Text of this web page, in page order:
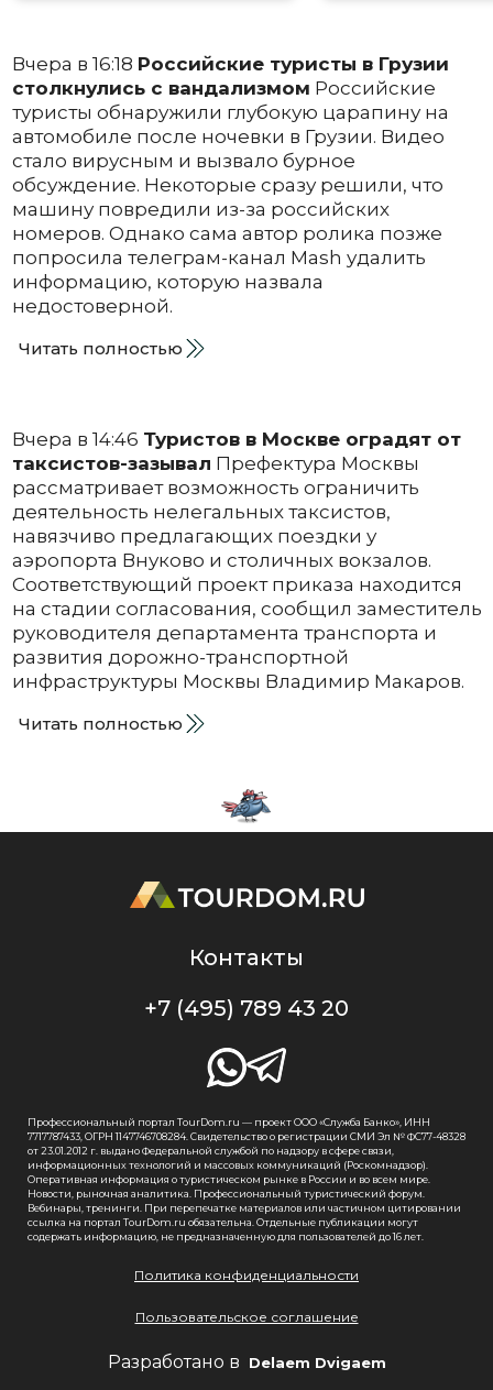
Вчера в 16:18 Российские туристы в Грузии
столкнулись с вандализмом Российские
туристы обнаружили глубокую царапину на
автомобиле после ночевки в Грузии. Видео
стало вирусным и вызвало бурное
обсуждение. Некоторые сразу решили, что
машину повредили из-за российских
номеров. Однако сама автор ролика позже
попросила телеграм-канал Mash удалить
информацию, которую назвала
недостоверной.
Читать полностью
Вчера в 14:46 Туристов в Москве оградят от
таксистов-зазывал Префектура Москвы
рассматривает возможность ограничить
деятельность нелегальных таксистов,
навязчиво предлагающих поездки у
аэропорта Внуково и столичных вокзалов.
Соответствующий проект приказа находится
на стадии согласования, сообщил заместитель
руководителя департамента транспорта и
развития дорожно-транспортной
инфраструктуры Москвы Владимир Макаров.
Читать полностью
Контакты
+7 (495) 789 43 20
Профессиональный портал TourDom.ru — проект ООО «Служба Банко», ИНН
7717787433, ОГРН 1147746708284. Свидетельство о регистрации СМИ Эл № ФС77-48328
от 23.01.2012 г. выдано Федеральной службой по надзору в сфере связи,
информационных технологий и массовых коммуникаций (Роскомнадзор).
Оперативная информация о туристическом рынке в России и во всем мире.
Новости, рыночная аналитика. Профессиональный туристический форум.
Вебинары, тренинги. При перепечатке материалов или частичном цитировании
ссылка на портал TourDom.ru обязательна. Отдельные публикации могут
содержать информацию, не предназначенную для пользователей до 16 лет.
Политика конфиденциальности
Пользовательское соглашение
Разработано в Delaem Dvigaem